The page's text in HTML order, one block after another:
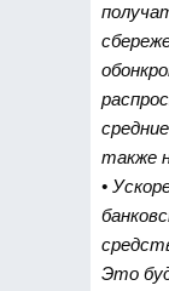
также
•
Это